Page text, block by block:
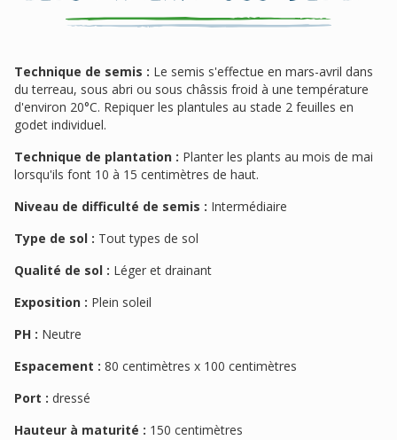
Technique de semis : Le semis s'effectue en mars-avril dans
du terreau, sous abri ou sous châssis froid à une température
d'environ 20°C. Repiquer les plantules au stade 2 feuilles en
godet individuel.
Technique de plantation : Planter les plants au mois de mai
lorsqu'ils font 10 à 15 centimètres de haut.
Niveau de difficulté de semis : Intermédiaire
Type de sol : Tout types de sol
Qualité de sol : Léger et drainant
Exposition : Plein soleil
PH : Neutre
Espacement : 80 centimètres x 100 centimètres
Port : dressé
Hauteur à maturité : 150 centimètres